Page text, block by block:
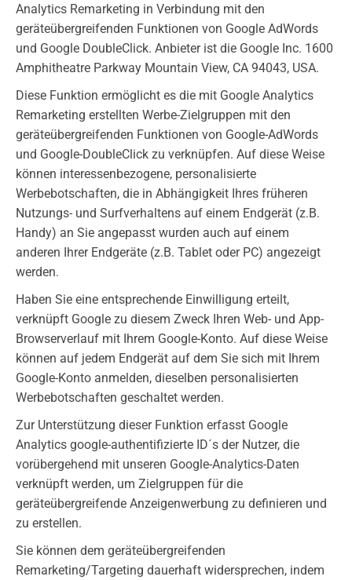
Analytics Remarketing in Verbindung mit den
geräteübergreifenden Funktionen von Google AdWords
und Google DoubleClick. Anbieter ist die Google Inc. 1600
Amphitheatre Parkway Mountain View, CA 94043, USA.
Diese Funktion ermöglicht es die mit Google Analytics
Remarketing erstellten Werbe-Zielgruppen mit den
geräteübergreifenden Funktionen von Google-AdWords
und Google-DoubleClick zu verknüpfen. Auf diese Weise
können interessenbezogene, personalisierte
Werbebotschaften, die in Abhängigkeit Ihres früheren
Nutzungs- und Surfverhaltens auf einem Endgerät (z.B.
Handy) an Sie angepasst wurden auch auf einem
anderen Ihrer Endgeräte (z.B. Tablet oder PC) angezeigt
werden.
Haben Sie eine entsprechende Einwilligung erteilt,
verknüpft Google zu diesem Zweck Ihren Web- und App-
Browserverlauf mit Ihrem Google-Konto. Auf diese Weise
können auf jedem Endgerät auf dem Sie sich mit Ihrem
Google-Konto anmelden, dieselben personalisierten
Werbebotschaften geschaltet werden.
Zur Unterstützung dieser Funktion erfasst Google
Analytics google-authentifizierte ID´s der Nutzer, die
vorübergehend mit unseren Google-Analytics-Daten
verknüpft werden, um Zielgruppen für die
geräteübergreifende Anzeigenwerbung zu definieren und
zu erstellen.
Sie können dem geräteübergreifenden
Remarketing/Targeting dauerhaft widersprechen, indem